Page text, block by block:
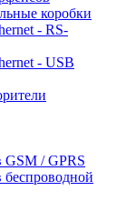
коробки
- RS-
- USB
GSM / GPRS
беспроводной